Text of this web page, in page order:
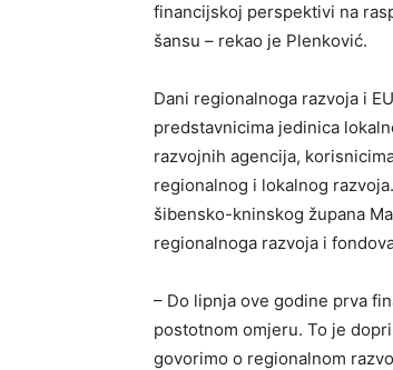
financijskoj perspektivi na
šansu – rekao je Plenković.
Dani regionalnoga razvoja i
predstavnicima jedinica
razvojnih agencija,
regionalnog i lokalnog
šibensko-kninskog župana
regionalnoga razvoja i
– Do lipnja ove godine prva
postotnom omjeru. To je
govorimo o regionalnom